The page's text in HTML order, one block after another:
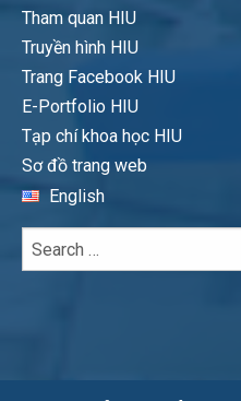
Tham quan HIU
Truyền hình HIU
Trang Facebook HIU
E-Portfolio HIU
Tạp chí khoa học HIU
Sơ đồ trang web
English